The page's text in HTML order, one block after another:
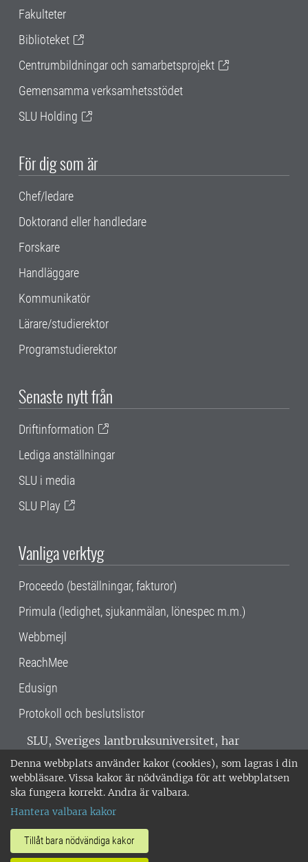
Denna webbplats använder kakor (cookies), som lagras i din
webbläsare. Vissa kakor är nödvändiga för att webbplatsen
ska fungera korrekt. Andra är valbara.
Hantera valbara kakor
Tillåt bara nödvändiga kakor
Fakulteter
Biblioteket
Centrumbildningar och samarbetsprojekt
Gemensamma verksamhetsstödet
SLU Holding
För dig som är
Chef/ledare
Doktorand eller handledare
Forskare
Handläggare
Kommunikatör
Lärare/studierektor
Programstudierektor
Senaste nytt från
Driftinformation
Lediga anställningar
SLU i media
SLU Play
Vanliga verktyg
Proceedo (beställningar, fakturor)
Primula (ledighet, sjukanmälan, lönespec m.m.)
Webbmejl
ReachMee
Edusign
Protokoll och beslutslistor
SLU, Sveriges lantbruksuniversitet, har
verksamhet över hela Sverige. Huvudorter är
Alnarp, Uppsala och Umeå.SLU är
miljöcertifierat enligt ISO 14001. •
018-67 10 00 • Org nr: 202100-2817 •
Om SLU:s webbplatser
•Hantera kakor•Behandling av